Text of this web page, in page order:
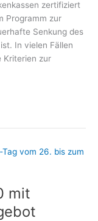
zertifiziert
Programm zur
Senkung des
In vielen Fällen
Kriterien zur
mit